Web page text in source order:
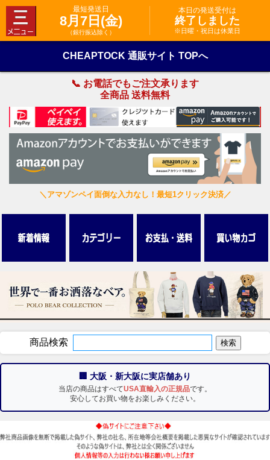
最短発送日
8月7日(金)
（銀行振込除く）
本日の発送受付は
終了しました
※日曜・祝日は休業日
CHEAPTOCK 通販サイト TOPへ
📞 お電話でもご注文承ります
全商品 送料無料
＼アマゾンペイ面倒な入力なし！最短1クリック決済／
商品検索
🏢 大阪・新大阪に実店舗あり
当店の商品はすべてUSA直輸入の正規品です。
安心してお買い物をお楽しみください。